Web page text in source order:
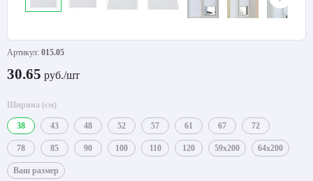
Артикул: 015.05
30.65 руб./шт
Ширина (см)
38 43 48 52 57 61 67 72
78 85 90 100 110 120 59x200 64x200
Ваш размер